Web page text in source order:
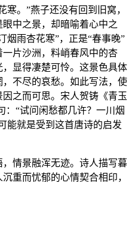
寒。”燕子还没有回到旧窝，
中之景，却暗喻着心中之
烟雨杏花寒”，正是“春事晚”
片沙洲，料峭春风中的杏
显得凄楚可怜。这景色具体
不尽的哀愁。如此写法，使
之而可思。宋人贺铸《青玉
：“试问闲愁都几许？一川烟
能就是受到这首唐诗的启发
情景融浑无迹。诗人描写暮
重而忧郁的心情契合相印，